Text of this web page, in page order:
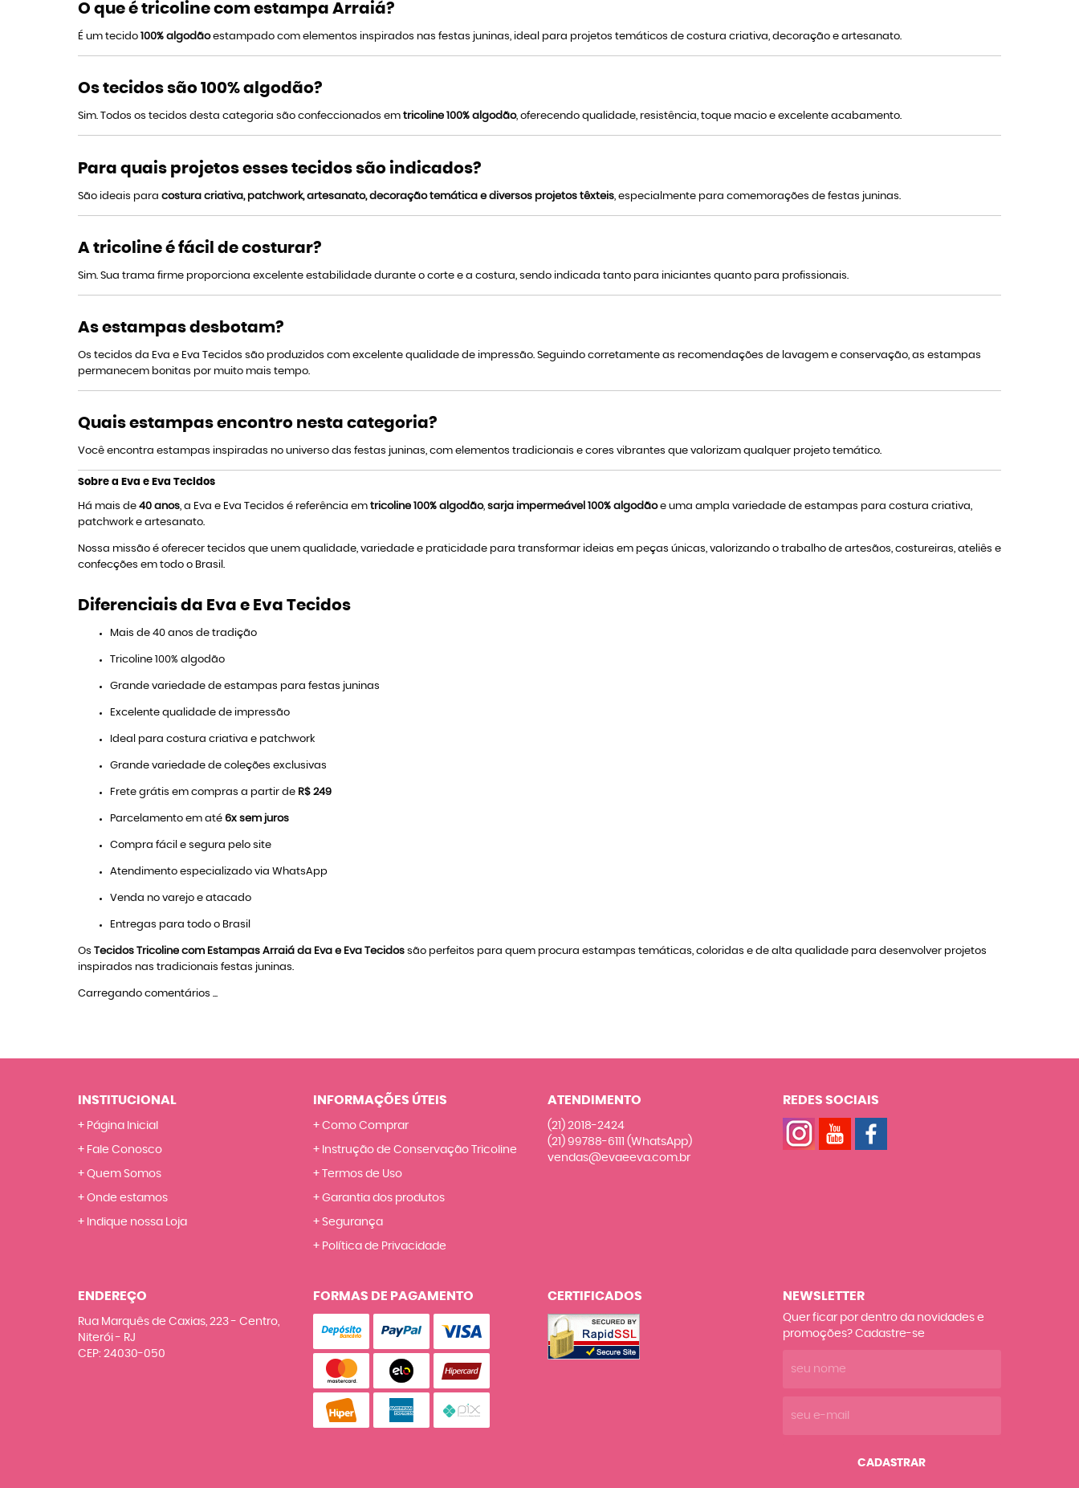
O que é tricoline com estampa Arraiá?
É um tecido 100% algodãoestampado com elementos inspirados nas festas juninas, ideal para projetos temáticos de costura criativa, decoração e artesanato.
Os tecidos são 100% algodão?
Sim. Todos os tecidos desta categoria são confeccionados em tricoline 100% algodão, oferecendo qualidade, resistência, toque macio e excelente acabamento.
Para quais projetos esses tecidos são indicados?
São ideais para costura criativa, patchwork, artesanato, decoração temática e diversos projetos têxteis , especialmente para comemorações de festas juninas.
A tricoline é fácil de costurar?
Sim. Sua trama firme proporciona excelente estabilidade durante o corte e a costura, sendo indicada tanto para iniciantes quanto para profissionais.
As estampas desbotam?
Os tecidos da Eva e Eva Tecidos são produzidos com excelente qualidade de impressão. Seguindo corretamente as recomendações de lavagem e conservação, as estampas
permanecem bonitas por muito mais tempo.
Quais estampas encontro nesta categoria?
Você encontra estampas inspiradas no universo das festas juninas, com elementos tradicionais e cores vibrantes que valorizam qualquer projeto temático.
Sobre a Eva e Eva Tecidos
Há mais de 40 anos, a Eva e Eva Tecidos é referência em tricoline 100% algodão, sarja impermeável 100% algodãoe uma ampla variedade de estampas para costura criativa,
patchwork e artesanato.
Nossa missão é oferecer tecidos que unem qualidade, variedade e praticidade para transformar ideias em peças únicas, valorizando o trabalho de artesãos, costureiras, ateliês e
confecções em todo o Brasil.
Diferenciais da Eva e Eva Tecidos
Mais de 40 anos de tradição
Tricoline 100% algodão
Grande variedade de estampas para festas juninas
Excelente qualidade de impressão
Ideal para costura criativa e patchwork
Grande variedade de coleções exclusivas
Frete grátis em compras a partir de R$ 249
Parcelamento em até 6x sem juros
Compra fácil e segura pelo site
Atendimento especializado via WhatsApp
Venda no varejo e atacado
Entregas para todo o Brasil
Os Tecidos Tricoline com Estampas Arraiá da Eva e Eva Tecidos são perfeitos para quem procura estampas temáticas, coloridas e de alta qualidade para desenvolver projetos
inspirados nas tradicionais festas juninas.
Carregando comentários ...
INSTITUCIONAL
Página Inicial
Fale Conosco
Quem Somos
Onde estamos
Indique nossa Loja
INFORMAÇÕES ÚTEIS
Como Comprar
Instrução de Conservação Tricoline
Termos de Uso
Garantia dos produtos
Segurança
Política de Privacidade
ATENDIMENTO
(21) 2018-2424
(21) 99788-6111 (WhatsApp)
vendas@evaeeva.com.br
REDES SOCIAIS
ENDEREÇO
Rua Marquês de Caxias, 223- Centro,
Niterói- RJ
CEP: 24030-050
FORMAS DE PAGAMENTO CERTIFICADOS NEWSLETTER
Quer ficar por dentro da novidades e
promoções? Cadastre-se
CADASTRAR